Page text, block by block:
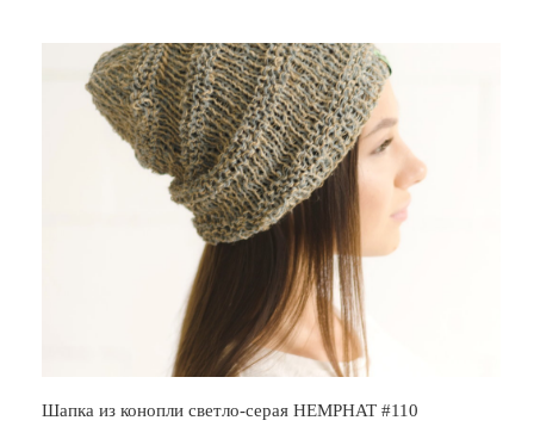
Шапка из конопли светло-серая HEMPHAT #110